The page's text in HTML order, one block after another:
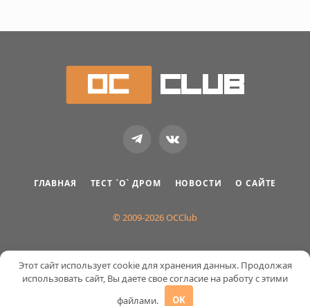
TelegramVKontakte
ГЛАВНАЯ ТЕСТ `О` ДРОМ НОВОСТИ О САЙТЕ
© 2009-2026 OCClub
Этот сайт использует cookie для хранения данных. Продолжая
использовать сайт, Вы даете свое согласие на работу с этими
файлами.
OK